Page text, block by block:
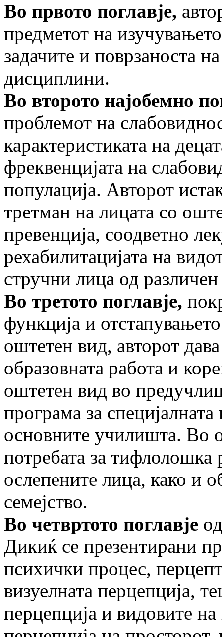
Во првото поглавје,
предметот на
задачите и поврзаноста
дисциплини.
Во второто најобемно
проблемот на
карактеристиката на
фреквенцијата на
популација. Авторот
третман на лицата со
превенција, соодветно
рехабилитацијата на
стручни лица од
Во третото поглавје,
функција и
оштетен вид, авторот
образовната работа и
оштетен вид во
програма за
основните училишта. Во
потребата за тифлолошка
ослепените лица, како и
семејство.
Во четвртото поглавје
Дикиќ се презентирани
психички процес,
визуелната перцепција,
перцепција и видовите